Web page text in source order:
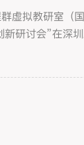
虚拟教研室（
研讨会”在深